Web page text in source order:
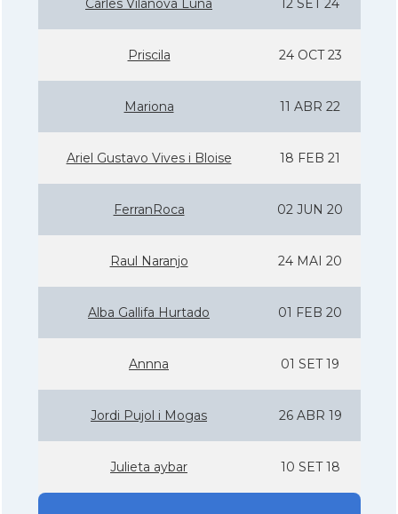
Carles Vilanova Luna 12 SET 24
Priscila 24 OCT 23
Mariona 11 ABR 22
Ariel Gustavo Vives i Bloise 18 FEB 21
FerranRoca 02 JUN 20
Raul Naranjo 24 MAI 20
Alba Gallifa Hurtado 01 FEB 20
Annna 01 SET 19
Jordi Pujol i Mogas 26 ABR 19
Julieta aybar 10 SET 18